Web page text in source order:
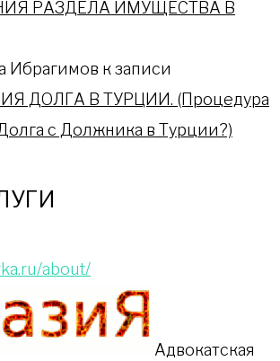
РАЗДЕЛА ИМУЩЕСТВА В
Ибрагимов к записи
ДОЛГА В ТУРЦИИ. (Процедура
с Должника в Турции?)
about/
Адвокатская